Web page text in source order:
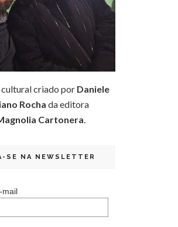
criado por Daniele
Rocha da editora
Cartonera.
SE NA NEWSLETTER
mail